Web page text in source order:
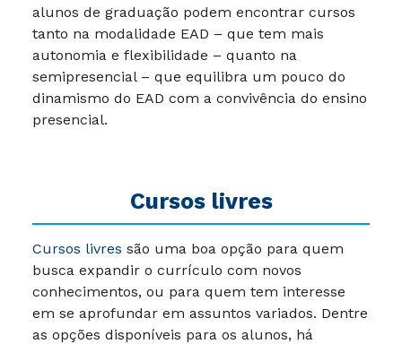
alunos de graduação podem encontrar cursos
tanto na modalidade EAD – que tem mais
autonomia e flexibilidade – quanto na
semipresencial – que equilibra um pouco do
dinamismo do EAD com a convivência do ensino
presencial.
Cursos livres
Cursos livres são uma boa opção para quem
busca expandir o currículo com novos
conhecimentos, ou para quem tem interesse
em se aprofundar em assuntos variados. Dentre
as opções disponíveis para os alunos, há